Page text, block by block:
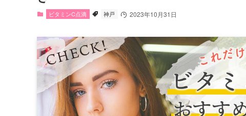
ビタミンC点滴 神戸 2023年10月31日